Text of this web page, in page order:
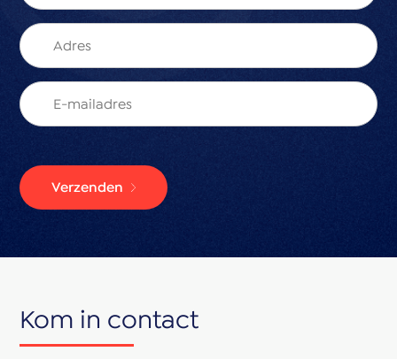
Verzenden
Kom in contact